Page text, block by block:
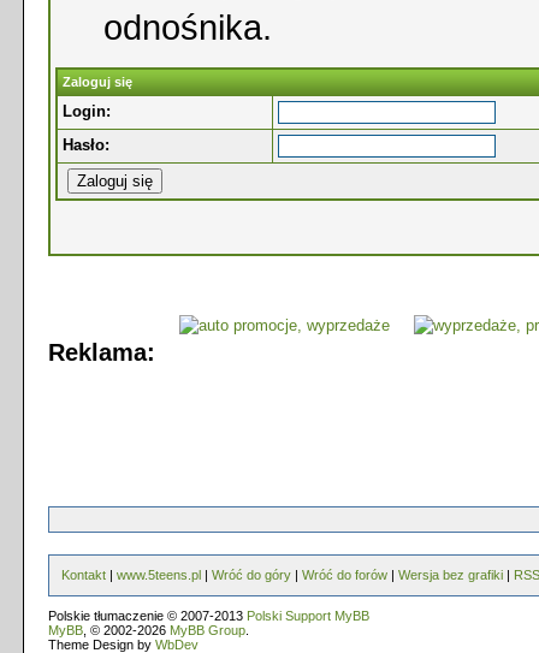
odnośnika.
Zaloguj się
Login:
Hasło:
Reklama:
Kontakt | www.5teens.pl | Wróć do góry | Wróć do forów | Wersja bez grafiki | RSS
Polskie tłumaczenie © 2007-2013 Polski Support MyBB
MyBB , © 2002-2026 MyBB Group
Theme Design by WbDev